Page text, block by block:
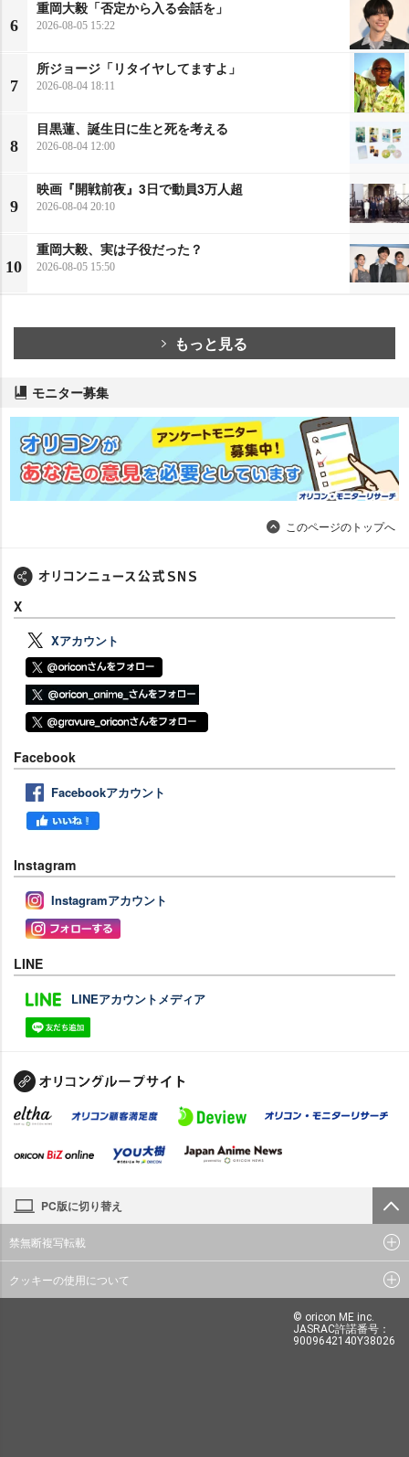
6
重岡大毅「否定から入る会話を」
2026-08-05 15:22
7
所ジョージ「リタイヤしてますよ」
2026-08-04 18:11
8
目黒蓮、誕生日に生と死を考える
2026-08-04 12:00
9
映画『開戦前夜』3日で動員3万人超
2026-08-04 20:10
10
重岡大毅、実は子役だった？
2026-08-05 15:50
もっと見る
モニター募集
このページのトップへ
X
Xアカウント
Facebook
Facebookアカウント
Instagram
Instagramアカウント
LINE
LINEアカウントメディア
PC版に切り替え
禁無断複写転載
クッキーの使用について
© oricon ME inc.
JASRAC許諾番号：
9009642140Y38026